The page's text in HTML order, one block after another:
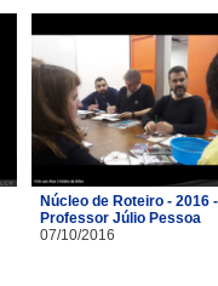
Núcleo de Roteiro - 2016 -
Professor Júlio Pessoa
07/10/2016